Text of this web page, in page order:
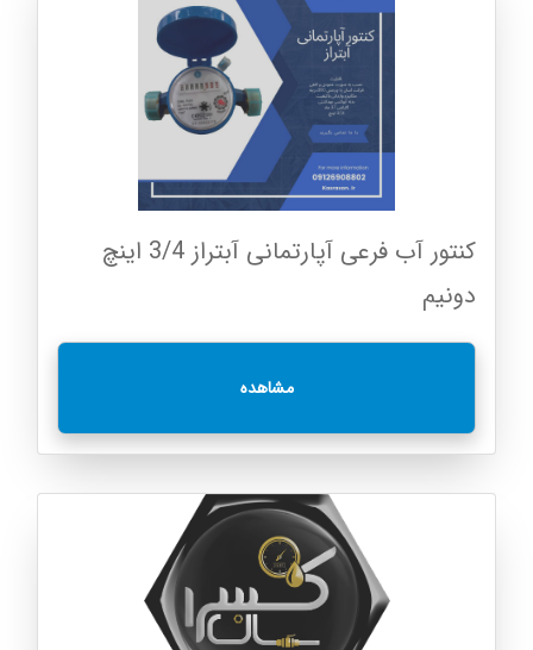
کنتور آب فرعی آپارتمانی آبتراز 3/4 اینچ
دونیم
مشاهده